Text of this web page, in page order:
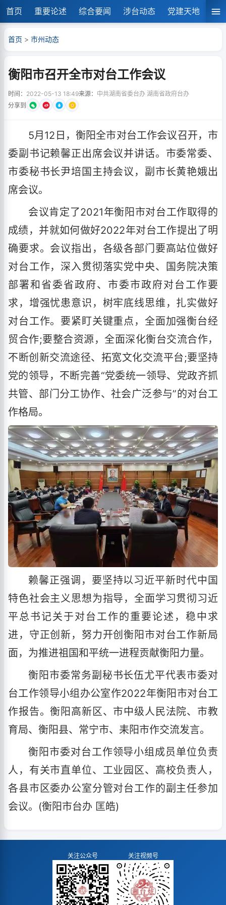
首页 重要论述 综合要闻 涉台动态 党建天地 湘
首页 > 市州动态
衡阳市召开全市对台工作会议
时间： 2022-05-13 18:49来源： 中共湖南省委台办 湖南省政府台办
分享到
5月12日，衡阳全市对台工作会议召开，市
委副书记赖馨正出席会议并讲话。市委常委、
市委秘书长尹培国主持会议，副市长黄艳娥出
席会议。
会议肯定了2021年衡阳市对台工作取得的
成绩，并就如何做好2022年对台工作提出了明
确要求。会议指出，各级各部门要高站位做好
对台工作，深入贯彻落实党中央、国务院决策
部署和省委省政府、市委市政府对台工作要
求，增强忧患意识，树牢底线思维，扎实做好
对台工作。要紧盯关键重点，全面加强衡台经
贸合作;要整合资源，全面深化衡台交流合作，
不断创新交流途径、拓宽文化交流平台;要坚持
党的领导，不断完善“党委统一领导、党政齐抓
共管、部门分工协作、社会广泛参与”的对台工
作格局。
赖馨正强调，要坚持以习近平新时代中国
特色社会主义思想为指导，全面学习贯彻习近
平总书记关于对台工作的重要论述，稳中求
进，守正创新，努力开创衡阳市对台工作新局
面，为推进祖国和平统一进程贡献衡阳力量。
衡阳市委常务副秘书长伍尤平代表市委对
台工作领导小组办公室作2022年衡阳市对台工
作报告。衡阳高新区、市中级人民法院、市教
育局、衡阳县、常宁市、耒阳市作交流发言。
衡阳市委对台工作领导小组成员单位负责
人，有关市直单位、工业园区、高校负责人，
各县市区委办公室分管对台工作的副主任参加
会议。(衡阳市台办 匡皓)
关注公众号 关注视频号